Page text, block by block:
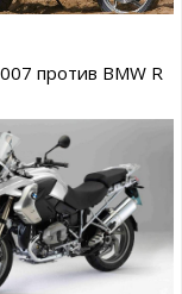
против BMW R